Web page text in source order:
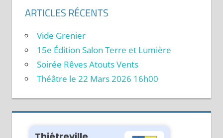
ARTICLES RÉCENTS
Vide Grenier
15e Édition Salon Terre et Lumière
Soirée Rêves Atouts Vents
Théâtre le 22 Mars 2026 16h00